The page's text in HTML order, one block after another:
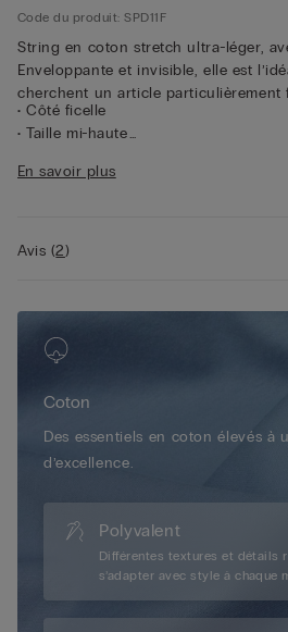
Code du produit: SPD11F
String en coton stretch ultra-léger,
Enveloppante et invisible, elle est
cherchent un article particulièrement
• Côté ficelle
• Taille mi-haute
• Coupe ajustée
En savoir plus
Avis (2)
Coton
Des essentiels en coton élevés à
d’excellence.
Polyvalent
Différentes textures et détails
s’adapter avec style à chaque